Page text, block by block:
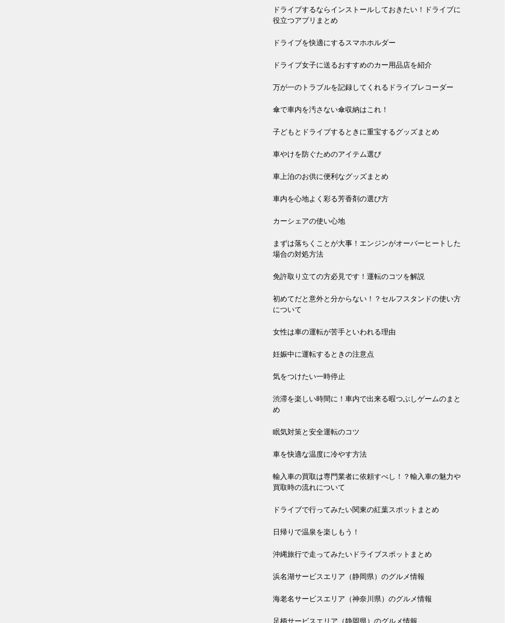
ドライブするならインストールしておきたい！ドライブに
役立つアプリまとめ
ドライブを快適にするスマホホルダー
ドライブ女子に送るおすすめのカー用品店を紹介
万が一のトラブルを記録してくれるドライブレコーダー
傘で車内を汚さない傘収納はこれ！
子どもとドライブするときに重宝するグッズまとめ
車やけを防ぐためのアイテム選び
車上泊のお供に便利なグッズまとめ
車内を心地よく彩る芳香剤の選び方
カーシェアの使い心地
まずは落ちくことが大事！エンジンがオーバーヒートした
場合の対処方法
免許取り立ての方必見です！運転のコツを解説
初めてだと意外と分からない！？セルフスタンドの使い方
について
女性は車の運転が苦手といわれる理由
妊娠中に運転するときの注意点
気をつけたい一時停止
渋滞を楽しい時間に！車内で出来る暇つぶしゲームのまと
め
眠気対策と安全運転のコツ
車を快適な温度に冷やす方法
輸入車の買取は専門業者に依頼すべし！？輸入車の魅力や
買取時の流れについて
ドライブで行ってみたい関東の紅葉スポットまとめ
日帰りで温泉を楽しもう！
沖縄旅行で走ってみたいドライブスポットまとめ
浜名湖サービスエリア（静岡県）のグルメ情報
海老名サービスエリア（神奈川県）のグルメ情報
足柄サービスエリア（静岡県）のグルメ情報